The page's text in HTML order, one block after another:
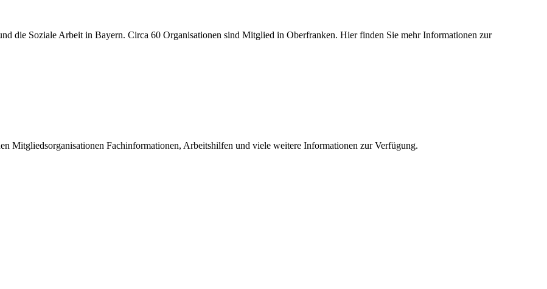
die Soziale Arbeit in Bayern. Circa 60 Organisationen sind Mitglied in Oberfranken. Hier finden Sie mehr Informationen zur
Mitgliedsorganisationen Fachinformationen, Arbeitshilfen und viele weitere Informationen zur Verfügung.